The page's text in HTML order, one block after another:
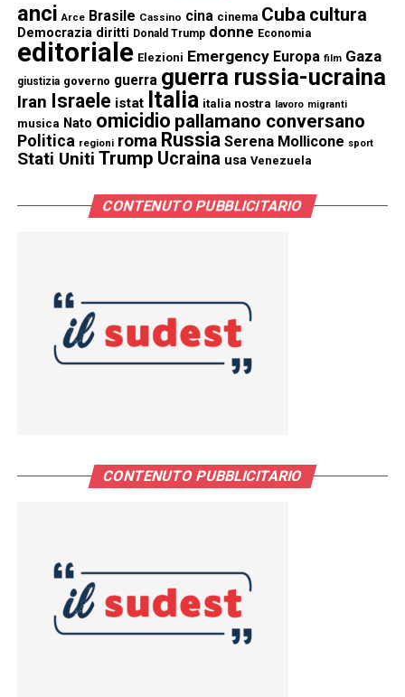
anci Arce Brasile Cassino cina cinema Cuba cultura
Democrazia diritti Donald Trump donne Economia
editoriale Elezioni Emergency Europa film Gaza
giustizia governo guerra guerra russia-ucraina
Iran Israele istat Italia italia nostra lavoro migranti
musica Nato omicidio pallamano conversano
Politica regioni roma Russia Serena Mollicone sport
Stati Uniti Trump Ucraina usa Venezuela
CONTENUTO PUBBLICITARIO
CONTENUTO PUBBLICITARIO